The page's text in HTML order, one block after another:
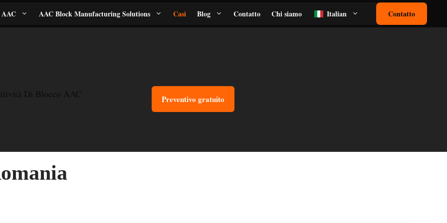
AAC Block Manufacturing Solutions Casi Blog Contatto Chi siamo Italian Contatto
Di Blocco AAC
Preventivo gratuito